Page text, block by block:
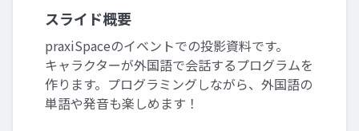
スライド概要
praxiSpaceのイベントでの投影資料です。
キャラクターが外国語で会話するプログラムを
作ります。プログラミングしながら、外国語の
単語や発音も楽しめます！